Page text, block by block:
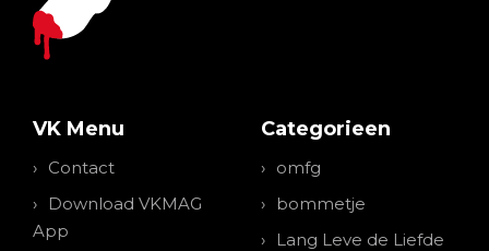
VK Menu
Contact
Download VKMAG
App
Categorieen
omfg
bommetje
Lang Leve de Liefde